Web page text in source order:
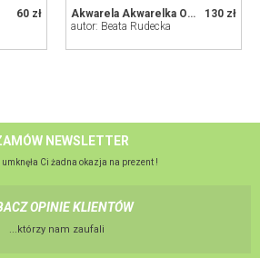
60 zł 130 zł
Akwarela Akwarelka Obraz pt: Kot 19 x 26 cm Unikat
autor: Beata Rudecka
NEWSLETTER
umknęła Ci żadna okazja na prezent !
OPINIE KLIENTÓW
...którzy nam zaufali